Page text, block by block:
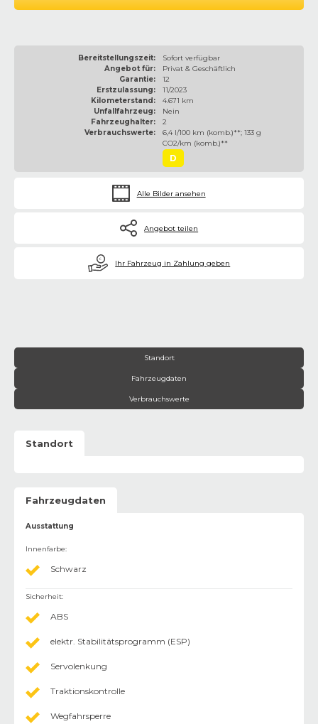
Bereitstellungszeit:
Sofort verfügbar
Angebot für:
Privat & Geschäftlich
Garantie:
12
Erstzulassung:
11/2023
Kilometerstand:
4.671 km
Unfallfahrzeug:
Nein
Fahrzeughalter:
2
Verbrauchswerte:
6,4 l/100 km (komb.)**; 133 g
CO2/km (komb.)**
D
Alle Bilder ansehen
Angebot teilen
€ Ihr Fahrzeug in Zahlung geben
Standort
Fahrzeugdaten
Verbrauchswerte
Standort
Fahrzeugdaten
Ausstattung
Innenfarbe:
Schwarz
Sicherheit:
ABS
elektr. Stabilitätsprogramm (ESP)
Servolenkung
Traktionskontrolle
Wegfahrsperre